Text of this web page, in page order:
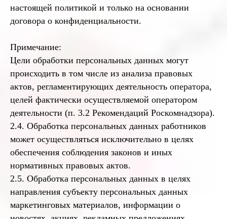
настоящей политикой и только на основании
договора о конфиденциальности.
Примечание:
Цели обработки персональных данных могут
происходить в том числе из анализа правовых
актов, регламентирующих деятельность оператора,
целей фактически осуществляемой оператором
деятельности (п. 3.2 Рекомендаций Роскомнадзора).
2.4. Обработка персональных данных работников
может осуществляться исключительно в целях
обеспечения соблюдения законов и иных
нормативных правовых актов.
2.5. Обработка персональных данных в целях
направления субъекту персональных данных
маркетинговых материалов, информации о